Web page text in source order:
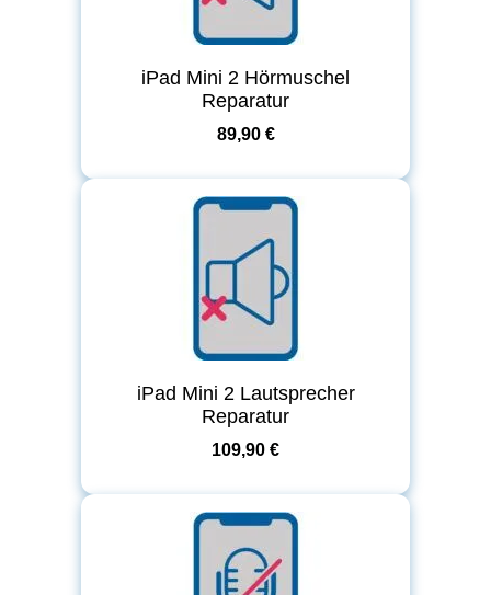
iPad Mini 2 Hörmuschel
Reparatur
89,90 €
iPad Mini 2 Lautsprecher
Reparatur
109,90 €